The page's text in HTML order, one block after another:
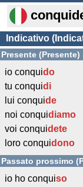
Indicativo
Presente (Presente)
io conquido
tu conquidi
lui conquide
noi conquidiamo
voi conquidete
loro conquidono
Passato prossimo
io ho conquiso